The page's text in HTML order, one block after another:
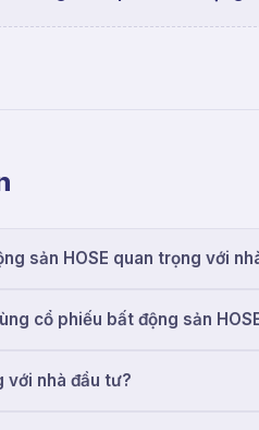
sản HOSE quan trọng với
cổ phiếu bất động sản
với nhà đầu tư?